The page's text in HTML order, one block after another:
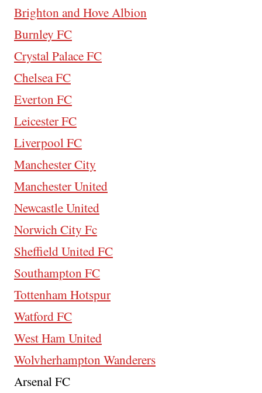
Brighton and Hove Albion
Burnley FC
Crystal Palace FC
Chelsea FC
Everton FC
Leicester FC
Liverpool FC
Manchester City
Manchester United
Newcastle United
Norwich City Fc
Sheffield United FC
Southampton FC
Tottenham Hotspur
Watford FC
West Ham United
Wolvherhampton Wanderers
Arsenal FC